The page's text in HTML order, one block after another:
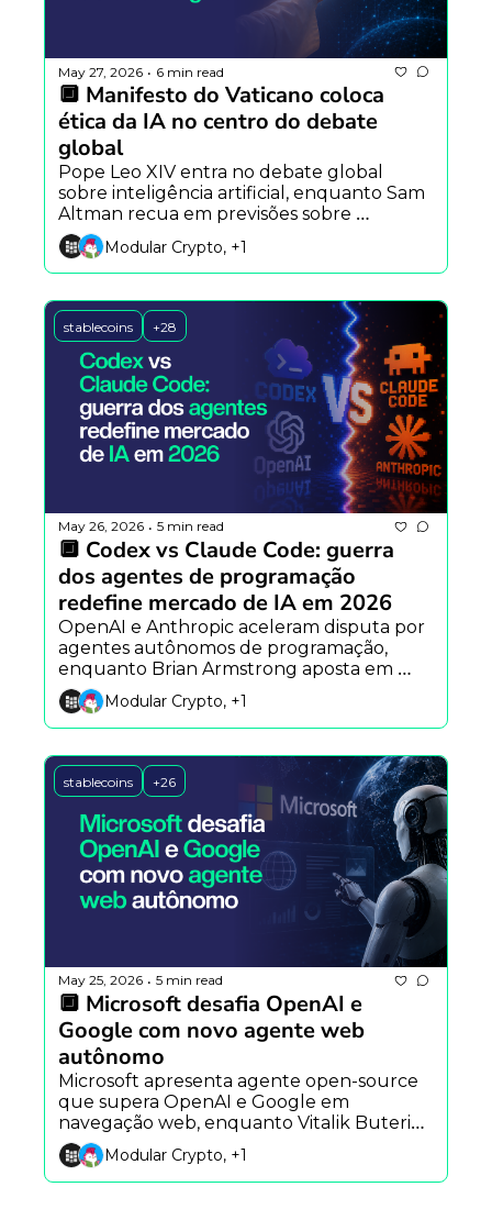
May 27, 2026 • 6 min read
🔲 Manifesto do Vaticano coloca
ética da IA no centro do debate
global
Pope Leo XIV entra no debate global
sobre inteligência artificial, enquanto Sam
Altman recua em previsões sobre
empregos e fundador da OpenZeppelin
alerta para crise de segurança no DeFi.
Modular Crypto, +1
stablecoins +28
May 26, 2026 • 5 min read
🔲 Codex vs Claude Code: guerra
dos agentes de programação
redefine mercado de IA em 2026
OpenAI e Anthropic aceleram disputa por
agentes autônomos de programação,
enquanto Brian Armstrong aposta em
finanças totalmente onchain e Vitalik
Buterin defende IA aplicada à segurança
blockchain.
Modular Crypto, +1
stablecoins +26
May 25, 2026 • 5 min read
🔲 Microsoft desafia OpenAI e
Google com novo agente web
autônomo
Microsoft apresenta agente open-source
que supera OpenAI e Google em
navegação web, enquanto Vitalik Buterin
propõe Ethereum Foundation mais
enxuta e a Argentina testa IA para prever
impactos sociais.
Modular Crypto, +1